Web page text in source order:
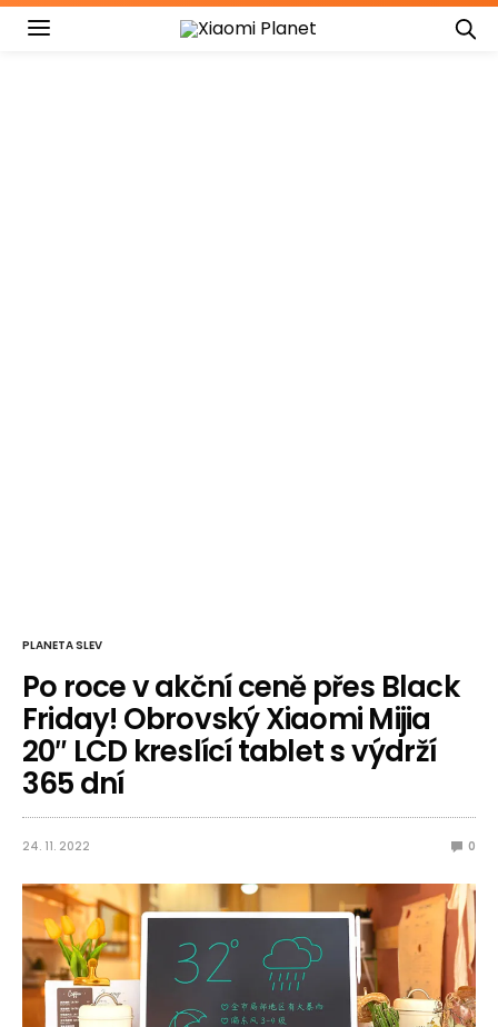
PLANETA SLEV
Po roce v akční ceně přes Black
Friday! Obrovský Xiaomi Mijia
20″ LCD kreslící tablet s výdrží
365 dní
24. 11. 2022 0